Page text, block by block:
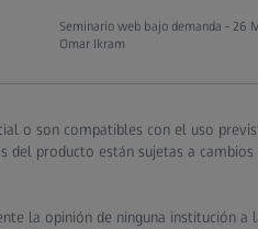
Seminario web bajo demanda -26
Omar Ikram
o son compatibles con el uso
del producto están sujetas a
la opinión de ninguna institución a